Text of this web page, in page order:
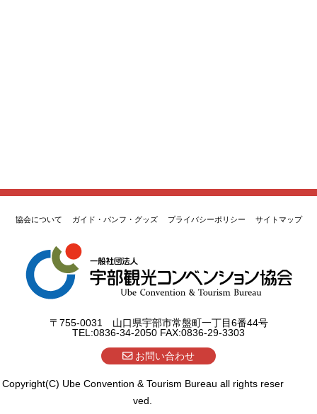
協会について ガイド・パンフ・グッズ プライバシーポリシー サイトマップ
〒755-0031 山口県宇部市常盤町一丁目6番44号
TEL:0836-34-2050 FAX:0836-29-3303
お問い合わせ
Copyright(C) Ube Convention & Tourism Bureau all rights reser
ved.